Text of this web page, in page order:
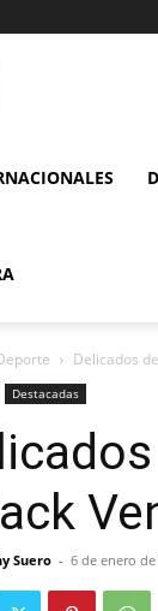
Delicados
Destacadas
Suero - 6 de enero de